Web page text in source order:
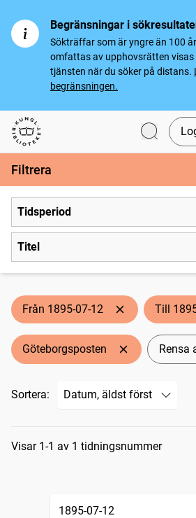
Begränsningar i
Sökträffar som är yngre än 100
omfattas av upphovsrätten visas
tjänsten när du söker på distans.
begränsningen.
Svenska tidningar
Filtrera
Tidsperiod
Titel
Från 1895-07-12 Till
Göteborgsposten Rensa
Sortera:
Sökresultat
Visar 1-1 av 1 tidningsnummer
1895-07-12